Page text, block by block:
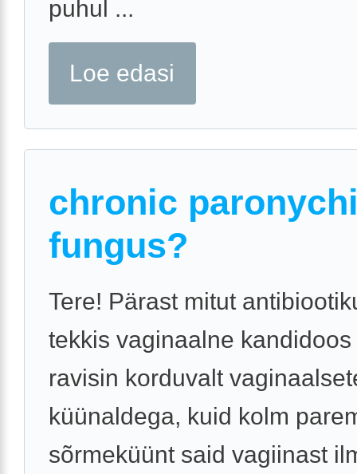
puhul ...
Loe edasi
chronic
fungus?
Tere! Pärast mitut
tekkis vaginaalne
ravisin korduvalt
küünaldega, kuid kolm
sõrmeküünt said vagiinast